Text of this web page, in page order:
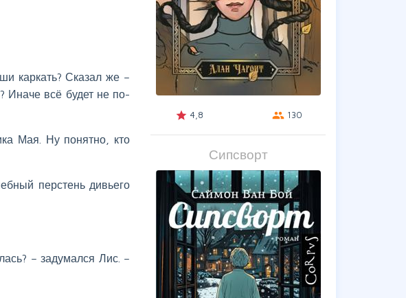
каркать? Сказал же –
Иначе всё будет не по-
Мая. Ну понятно, кто
перстень дивьего
– задумался Лис. –
grade 4,8 group 130
Сипсворт